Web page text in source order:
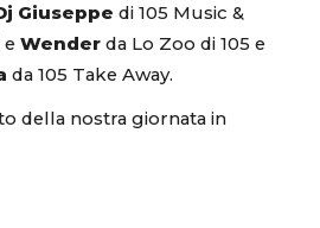
Giuseppe di 105 Music &
e Wender da Lo Zoo di 105 e
da 105 Take Away.
della nostra giornata in